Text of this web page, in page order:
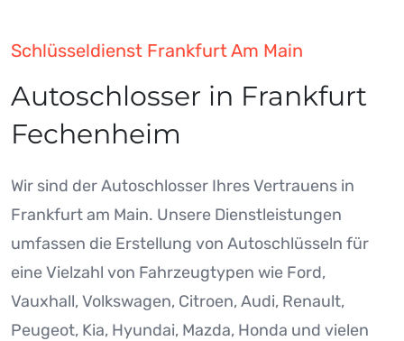
Schlüsseldienst Frankfurt Am Main
Autoschlosser in Frankfurt
Fechenheim
Wir sind der Autoschlosser Ihres Vertrauens in
Frankfurt am Main. Unsere Dienstleistungen
umfassen die Erstellung von Autoschlüsseln für
eine Vielzahl von Fahrzeugtypen wie Ford,
Vauxhall, Volkswagen, Citroen, Audi, Renault,
Peugeot, Kia, Hyundai, Mazda, Honda und vielen